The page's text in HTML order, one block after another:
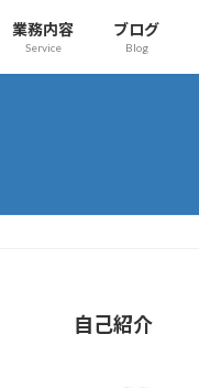
業務内容
Service
ブログ
Blog
自己紹介